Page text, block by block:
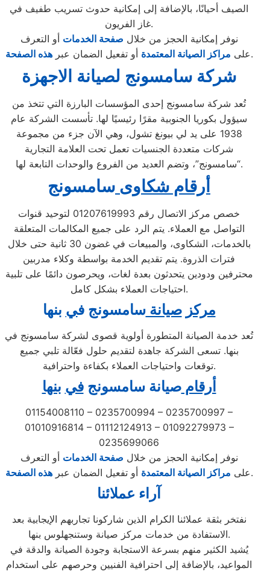
الصيف أحيانًا، بالإضافة إلى إمكانية حدوث تسريب طفيف في
غاز الفريون.
نوفر إمكانية الحجز من خلال صفحة الخدمات أو التعرف
على مراكز الصيانة المعتمدة أو تفعيل الضمان عبرهذه الصفحة .
شركة سامسونج لصيانة الاجهزة
تُعد شركة سامسونج إحدى المؤسسات البارزة التي تتخذ من
سيؤول بكوريا الجنوبية مقرًا رئيسيًا لها. تأسست الشركة عام
1938 على يد لي بيونغ تشول، وهي الآن جزء من مجموعة
شركات متعددة الجنسيات تعمل تحت العلامة التجارية
“سامسونج”، وتضم العديد من الفروع والوحدات التابعة لها.
أرقام شكاوى سامسونج
خصص مركز الاتصال رقم 01207619993 لتوحيد قنوات
التواصل مع العملاء. يتم الرد على جميع المكالمات المتعلقة
بالخدمات، الشكاوى، والمبيعات في غضون 30 ثانية حتى خلال
فترات الذروة. يتم تقديم الخدمة بواسطة وكلاء مدربين
محترفين ودودين يتحدثون بعدة لغات، ويحرصون دائمًا على تلبية
احتياجات العملاء بشكل كامل.
مركز صيانةسامسونج في بنها
تُعد خدمة الصيانة المتطورة أولوية قصوى لشركة سامسونج في
بنها. تسعى الشركة جاهدة لتقديم حلول فعّالة تلبي جميع
توقعات واحتياجات العملاء بكفاءة واحترافية.
أرقامصيانة سامسونجفي بنها
01154008110 – 0235700994 – 0235700997 –
01010916814 – 01112124913 – 01092279973 –
0235699066
نوفر إمكانية الحجز من خلال صفحة الخدمات أو التعرف
على مراكز الصيانة المعتمدة أو تفعيل الضمان عبرهذه الصفحة .
آراء عملائنا
نفتخر بثقة عملائنا الكرام الذين شاركونا تجاربهم الإيجابية بعد
الاستفادة من خدمات مركز صيانة وستنجهلوس بنها.
يُشيد الكثير منهم بسرعة الاستجابة وجودة الصيانة والدقة في
المواعيد، بالإضافة إلى احترافية الفنيين وحرصهم على استخدام